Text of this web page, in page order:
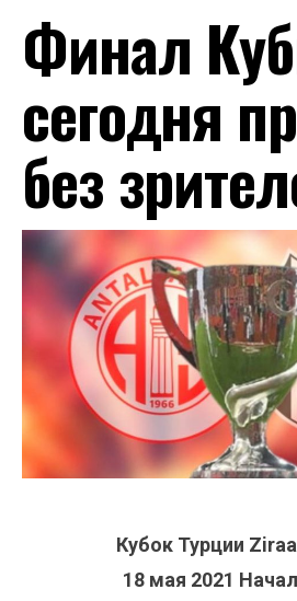
Финал
сегодня
без
Кубок Турции
18 мая 2021